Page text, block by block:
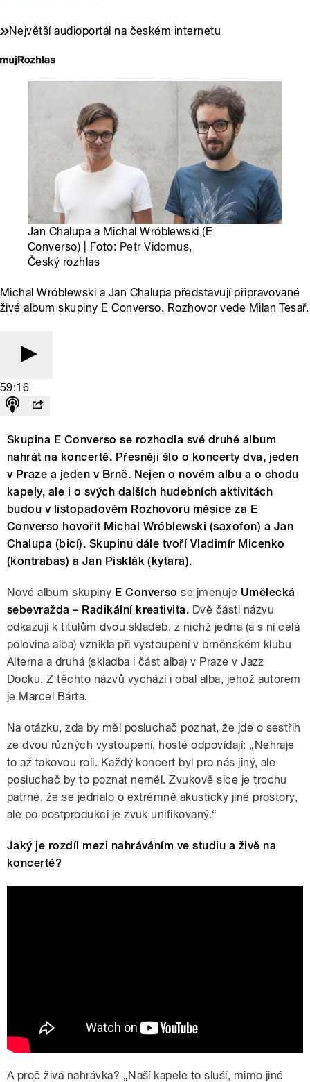
Největší audioportál na českém internetu
Jan Chalupa a Michal Wróblewski (E
Converso) | Foto: Petr Vidomus,
Český rozhlas
Michal Wróblewski a Jan Chalupa představují připravované
živé album skupiny E Converso. Rozhovor vede Milan Tesař.
59:16
Skupina E Converso se rozhodla své druhé album
nahrát na koncertě. Přesněji šlo o koncerty dva, jeden
v Praze a jeden v Brně. Nejen o novém albu a o chodu
kapely, ale i o svých dalších hudebních aktivitách
budou v listopadovém Rozhovoru měsíce za E
Converso hovořit Michal Wróblewski (saxofon) a Jan
Chalupa (bicí). Skupinu dále tvoří Vladimír Micenko
(kontrabas) a Jan Pisklák (kytara).
Nové album skupiny E Converso se jmenuje Umělecká
sebevražda – Radikální kreativita. Dvě části názvu
odkazují k titulům dvou skladeb, z nichž jedna (a s ní celá
polovina alba) vznikla při vystoupení v brněnském klubu
Alterna a druhá (skladba i část alba) v Praze v Jazz
Docku. Z těchto názvů vychází i obal alba, jehož autorem
je Marcel Bárta.
Na otázku, zda by měl posluchač poznat, že jde o sestřih
ze dvou různých vystoupení, hosté odpovídají: „Nehraje
to až takovou roli. Každý koncert byl pro nás jiný, ale
posluchač by to poznat neměl. Zvukově sice je trochu
patrné, že se jednalo o extrémně akusticky jiné prostory,
ale po postprodukci je zvuk unifikovaný.“
Jaký je rozdíl mezi nahráváním ve studiu a živě na
koncertě?
A proč živá nahrávka? „Naší kapele to sluší, mimo jiné